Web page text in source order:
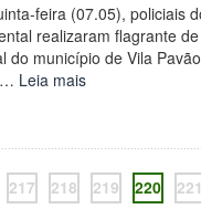
feira (07.05), policiais
realizaram flagrante
do município de Vila
… Leia mais
217 218 219 220 221